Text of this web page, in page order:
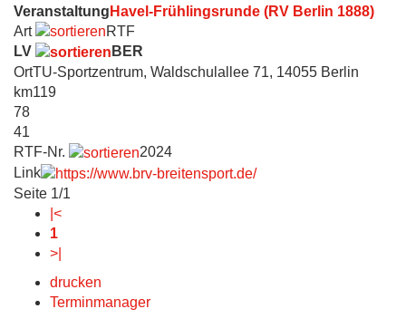
Veranstaltung Havel-Frühlingsrunde (RV Berlin 1888)
Art
RTF
LV
BER
OrtTU-Sportzentrum, Waldschulallee 71, 14055 Berlin
km119
78
41
RTF-Nr.
2024
Link
Seite 1/1
|<
1
>|
drucken
Terminmanager